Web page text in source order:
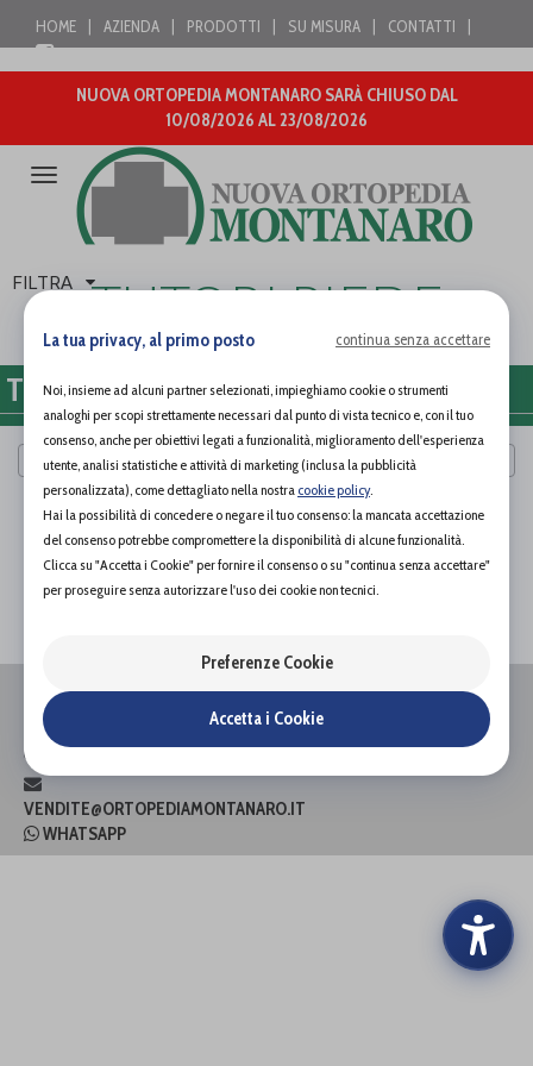
HOME AZIENDA PRODOTTI SU MISURA CONTATTI
NUOVA ORTOPEDIA MONTANARO SARÀ CHIUSO DAL
10/08/2026 AL 23/08/2026
Attiva/disattiva
navigazione
FILTRA TUTORI PIEDE
TUTORI PIEDE
Cerca per marca
PAGINA 1 DI 0
PAGINA 1 DI 0
10143, TORINO (TO)
P.I. 09207520017
VENDITE@ORTOPEDIAMONTANARO.IT
WHATSAPP
La tua privacy, al primo posto continua senza accettare
Noi, insieme ad alcuni partner selezionati, impieghiamo cookie o strumenti
analoghi per scopi strettamente necessari dal punto di vista tecnico e, con il tuo
consenso, anche per obiettivi legati a funzionalità, miglioramento dell'esperienza
utente, analisi statistiche e attività di marketing (inclusa la pubblicità
personalizzata), come dettagliato nella nostra cookie policy.
Hai la possibilità di concedere o negare il tuo consenso: la mancata accettazione
del consenso potrebbe compromettere la disponibilità di alcune funzionalità.
Clicca su "Accetta i Cookie" per fornire il consenso o su "continua senza accettare"
per proseguire senza autorizzare l'uso dei cookie non tecnici.
Preferenze Cookie
Accetta i Cookie